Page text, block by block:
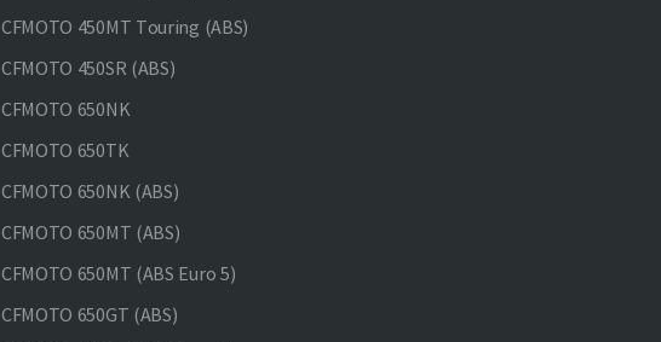
CFMOTO 450MT Touring (ABS)
CFMOTO 450SR (ABS)
CFMOTO 650NK
CFMOTO 650TK
CFMOTO 650NK (ABS)
CFMOTO 650MT (ABS)
CFMOTO 650MT (ABS Euro 5)
CFMOTO 650GT (ABS)